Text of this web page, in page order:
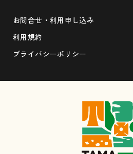
お問合せ・利用申し込み
利用規約
プライバシーポリシー